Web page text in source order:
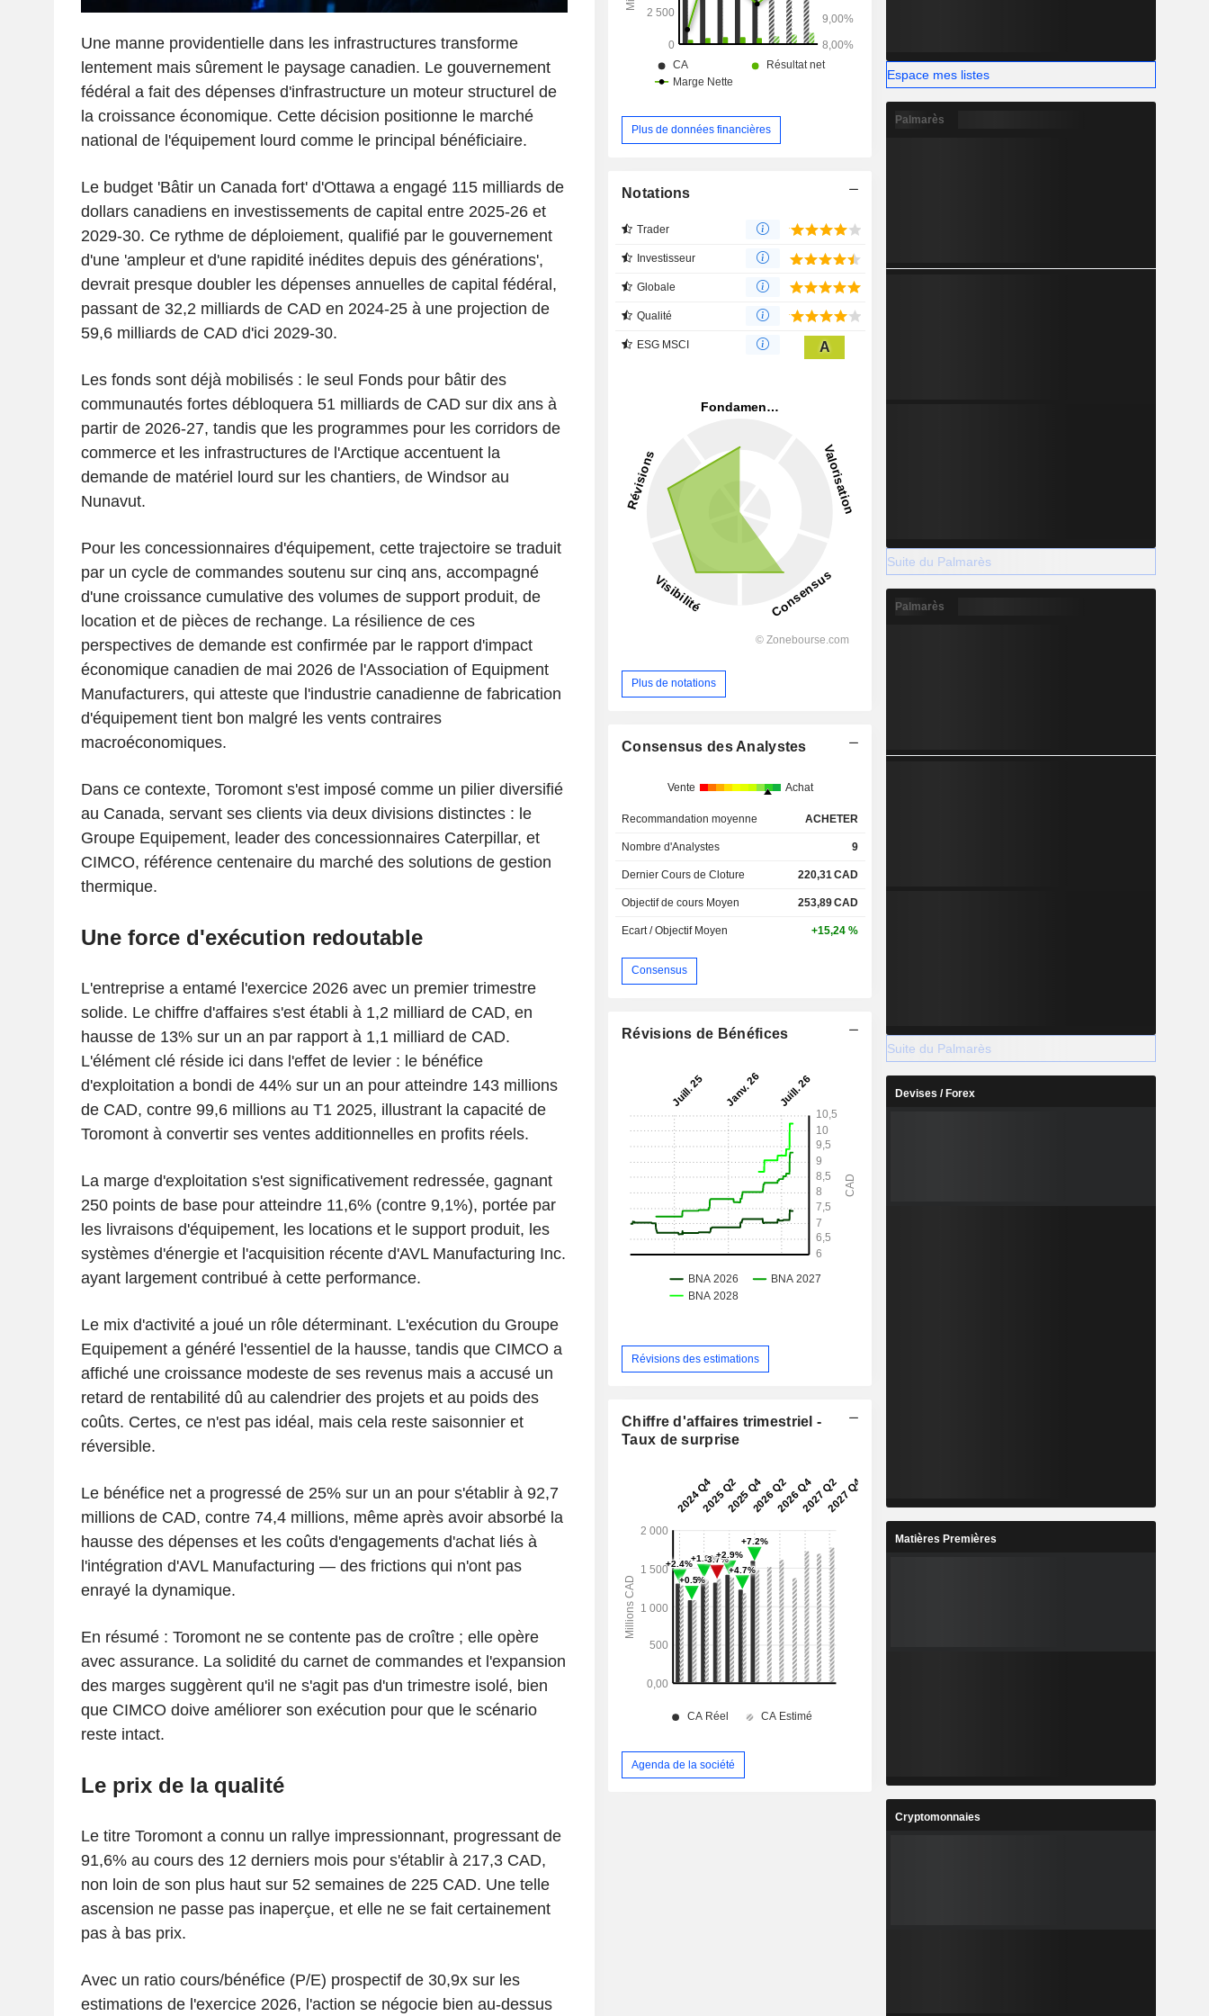
Une manne providentielle dans les infrastructures transforme
lentement mais sûrement le paysage canadien. Le gouvernement
fédéral a fait des dépenses d'infrastructure un moteur structurel de
la croissance économique. Cette décision positionne le marché
national de l'équipement lourd comme le principal bénéficiaire.
Le budget 'Bâtir un Canada fort' d'Ottawa a engagé 115 milliards de
dollars canadiens en investissements de capital entre 2025-26 et
2029-30. Ce rythme de déploiement, qualifié par le gouvernement
d'une 'ampleur et d'une rapidité inédites depuis des générations',
devrait presque doubler les dépenses annuelles de capital fédéral,
passant de 32,2 milliards de CAD en 2024-25 à une projection de
59,6 milliards de CAD d'ici 2029-30.
Les fonds sont déjà mobilisés : le seul Fonds pour bâtir des
communautés fortes débloquera 51 milliards de CAD sur dix ans à
partir de 2026-27, tandis que les programmes pour les corridors de
commerce et les infrastructures de l'Arctique accentuent la
demande de matériel lourd sur les chantiers, de Windsor au
Nunavut.
Pour les concessionnaires d'équipement, cette trajectoire se traduit
par un cycle de commandes soutenu sur cinq ans, accompagné
d'une croissance cumulative des volumes de support produit, de
location et de pièces de rechange. La résilience de ces
perspectives de demande est confirmée par le rapport d'impact
économique canadien de mai 2026 de l'Association of Equipment
Manufacturers, qui atteste que l'industrie canadienne de fabrication
d'équipement tient bon malgré les vents contraires
macroéconomiques.
Dans ce contexte, Toromont s'est imposé comme un pilier diversifié
au Canada, servant ses clients via deux divisions distinctes : le
Groupe Equipement, leader des concessionnaires Caterpillar, et
CIMCO, référence centenaire du marché des solutions de gestion
thermique.
Une force d'exécution redoutable
L'entreprise a entamé l'exercice 2026 avec un premier trimestre
solide. Le chiffre d'affaires s'est établi à 1,2 milliard de CAD, en
hausse de 13% sur un an par rapport à 1,1 milliard de CAD.
L'élément clé réside ici dans l'effet de levier : le bénéfice
d'exploitation a bondi de 44% sur un an pour atteindre 143 millions
de CAD, contre 99,6 millions au T1 2025, illustrant la capacité de
Toromont à convertir ses ventes additionnelles en profits réels.
La marge d'exploitation s'est significativement redressée, gagnant
250 points de base pour atteindre 11,6% (contre 9,1%), portée par
les livraisons d'équipement, les locations et le support produit, les
systèmes d'énergie et l'acquisition récente d'AVL Manufacturing Inc.
ayant largement contribué à cette performance.
Le mix d'activité a joué un rôle déterminant. L'exécution du Groupe
Equipement a généré l'essentiel de la hausse, tandis que CIMCO a
affiché une croissance modeste de ses revenus mais a accusé un
retard de rentabilité dû au calendrier des projets et au poids des
coûts. Certes, ce n'est pas idéal, mais cela reste saisonnier et
réversible.
Le bénéfice net a progressé de 25% sur un an pour s'établir à 92,7
millions de CAD, contre 74,4 millions, même après avoir absorbé la
hausse des dépenses et les coûts d'engagements d'achat liés à
l'intégration d'AVL Manufacturing — des frictions qui n'ont pas
enrayé la dynamique.
En résumé : Toromont ne se contente pas de croître ; elle opère
avec assurance. La solidité du carnet de commandes et l'expansion
des marges suggèrent qu'il ne s'agit pas d'un trimestre isolé, bien
que CIMCO doive améliorer son exécution pour que le scénario
reste intact.
Le prix de la qualité
Le titre Toromont a connu un rallye impressionnant, progressant de
91,6% au cours des 12 derniers mois pour s'établir à 217,3 CAD,
non loin de son plus haut sur 52 semaines de 225 CAD. Une telle
ascension ne passe pas inaperçue, et elle ne se fait certainement
pas à bas prix.
Avec un ratio cours/bénéfice (P/E) prospectif de 30,9x sur les
estimations de l'exercice 2026, l'action se négocie bien au-dessus
Plus de données financières
Notations
Trader
Investisseur
Globale
Qualité
ESG MSCI A
Plus de notations
Consensus des Analystes
Vente Achat
Recommandation moyenne ACHETER
Nombre d'Analystes 9
Dernier Cours de Cloture 220,31 CAD
Objectif de cours Moyen 253,89CAD
Ecart / Objectif Moyen +15,24 %
Consensus
Révisions de Bénéfices
Révisions des estimations
Chiffre d'affaires trimestriel -
Taux de surprise
Agenda de la société
Espace mes listes
Palmarès
Suite du Palmarès
Palmarès
Suite du Palmarès
Devises / Forex
Matières Premières
Cryptomonnaies